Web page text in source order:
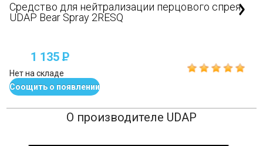
Средство для нейтрализации перцового спрея
UDAP Bear Spray 2RESQ
1 135P
Нет на складе
Соощить о появлении
О производителе UDAP